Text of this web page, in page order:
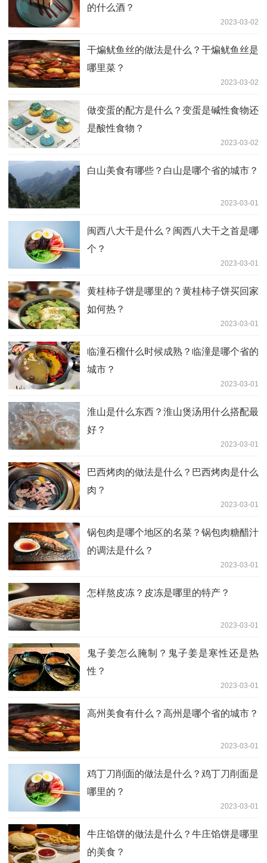
的什么酒？
2023-03-02
干煸鱿鱼丝的做法是什么？干煸鱿鱼丝是
哪里菜？
2023-03-02
做变蛋的配方是什么？变蛋是碱性食物还
是酸性食物？
2023-03-02
白山美食有哪些？白山是哪个省的城市？
2023-03-01
闽西八大干是什么？闽西八大干之首是哪
个？
2023-03-01
黄桂柿子饼是哪里的？黄桂柿子饼买回家
如何热？
2023-03-01
临潼石榴什么时候成熟？临潼是哪个省的
城市？
2023-03-01
淮山是什么东西？淮山煲汤用什么搭配最
好？
2023-03-01
巴西烤肉的做法是什么？巴西烤肉是什么
肉？
2023-03-01
锅包肉是哪个地区的名菜？锅包肉糖醋汁
的调法是什么？
2023-03-01
怎样熬皮冻？皮冻是哪里的特产？
2023-03-01
鬼子姜怎么腌制？鬼子姜是寒性还是热
性？
2023-03-01
高州美食有什么？高州是哪个省的城市？
2023-03-01
鸡丁刀削面的做法是什么？鸡丁刀削面是
哪里的？
2023-03-01
牛庄馅饼的做法是什么？牛庄馅饼是哪里
的美食？